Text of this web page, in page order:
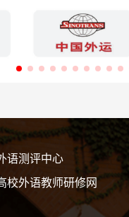
语测评中心
校外语教师研修网